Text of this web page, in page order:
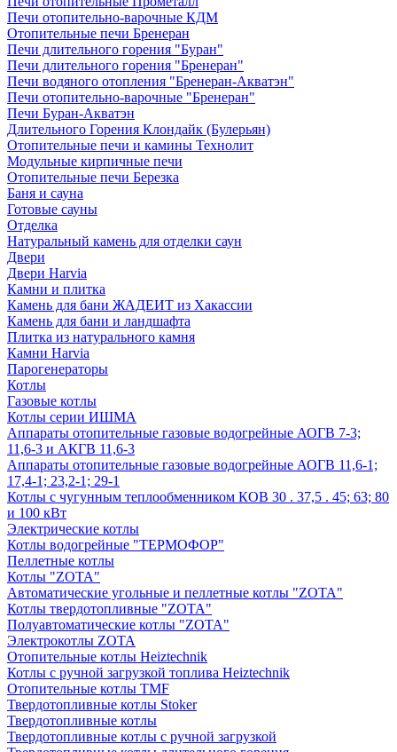
Печи отопительно-варочные КДМ
Отопительные печи Бренеран
Печи длительного горения "Буран"
Печи длительного горения "Бренеран"
Печи водяного отопления "Бренеран-Акватэн"
Печи отопительно-варочные "Бренеран"
Печи Буран-Акватэн
Длительного Горения Клондайк (Булерьян)
Отопительные печи и камины Технолит
Модульные кирпичные печи
Отопительные печи Березка
Баня и сауна
Готовые сауны
Отделка
Натуральный камень для отделки саун
Двери
Двери Harvia
Камни и плитка
Камень для бани ЖАДЕИТ из Хакассии
Камень для бани и ландшафта
Плитка из натурального камня
Камни Harvia
Парогенераторы
Котлы
Газовые котлы
Котлы серии ИШМА
Аппараты отопительные газовые водогрейные АОГВ 7-3;
11,6-3 и АКГВ 11,6-3
Аппараты отопительные газовые водогрейные АОГВ 11,6-1;
17,4-1; 23,2-1; 29-1
Котлы с чугунным теплообменником КОВ 30 . 37,5 . 45; 63; 80
и 100 кВт
Электрические котлы
Котлы водогрейные "ТЕРМОФОР"
Пеллетные котлы
Котлы "ZOTA"
Автоматические угольные и пеллетные котлы "ZOTA"
Котлы твердотопливные "ZOTA"
Полуавтоматические котлы "ZOTA"
Электрокотлы ZOTA
Отопительные котлы Heiztechnik
Котлы с ручной загрузкой топлива Heiztechnik
Отопительные котлы TMF
Твердотопливные котлы Stoker
Твердотопливные котлы
Твердотопливные котлы с ручной загрузкой